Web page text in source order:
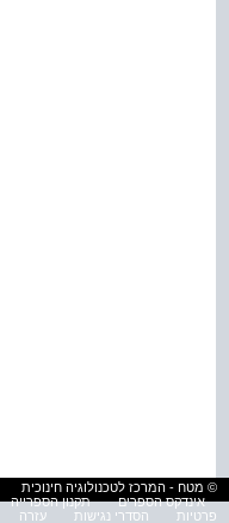
© מטח - המרכז לטכנולוגיה חינוכית
אינדקס הספרים
תקנון הספרייה
פרטיות
הסדרי נגישות עזרה